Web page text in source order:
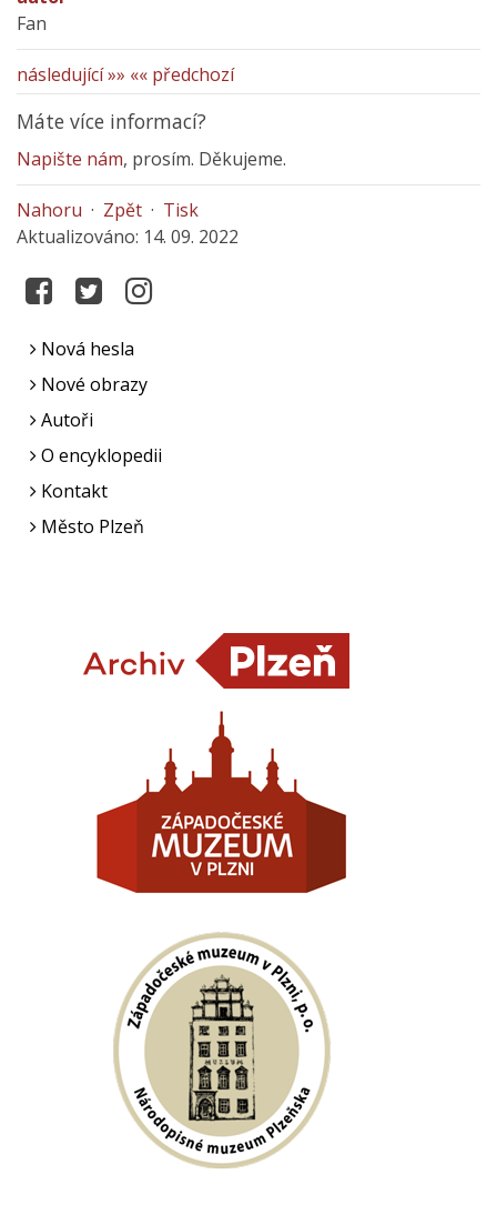
Fan
následující »» «« předchozí
Máte více informací?
Napište nám, prosím. Děkujeme.
Nahoru · Zpět · Tisk
Aktualizováno: 14. 09. 2022
Nová hesla
Nové obrazy
Autoři
O encyklopedii
Kontakt
Město Plzeň